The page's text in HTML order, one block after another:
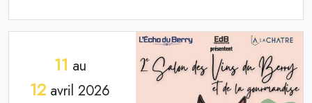
11 au
12 avril 2026